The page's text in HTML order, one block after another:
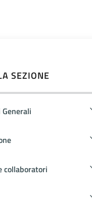
SEZIONE
collaboratori